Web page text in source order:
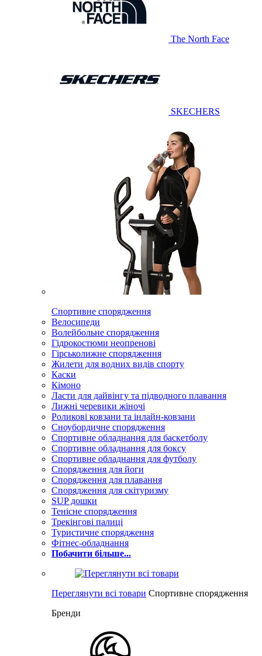
The North Face
SKECHERS
Спортивне спорядження
Велосипеди
Волейбольне спорядження
Гідрокостюми неопренові
Гірськолижне спорядження
Жилети для водних видів спорту
Каски
Кімоно
Ласти для дайвінгу та підводного плавання
Лижні черевики жіночі
Роликові ковзани та інлайн-ковзани
Сноубордичне спорядження
Спортивне обладнання для баскетболу
Спортивне обладнання для боксу
Спортивне обладнання для футболу
Спорядження для йоги
Спорядження для плавання
Спорядження для скітуризму
SUP дошки
Тенісне спорядження
Трекінгові палиці
Туристичне спорядження
Фітнес-обладнання
Побачити більше...
Переглянути всі товари Спортивне спорядження
Бренди